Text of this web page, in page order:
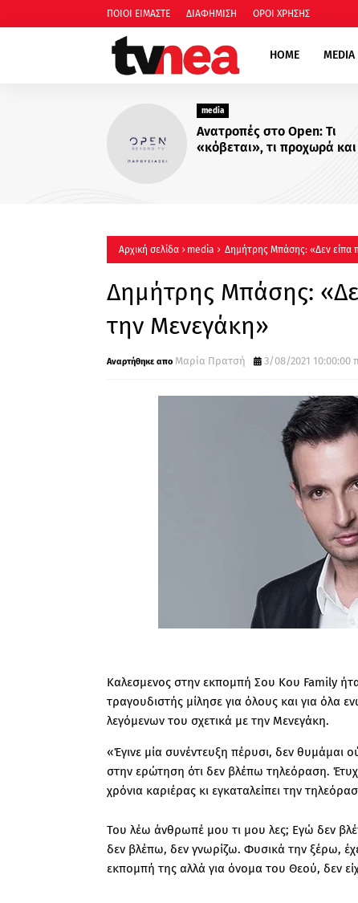
ΠΟΙΟΙ ΕΙΜΑΣΤΕ ΔΙΑΦΗΜΙΣΗ ΟΡΟΙ ΧΡΗΣΗΣ
HOME MEDIA
Αρχική σελίδα media Δημήτρης Μπάσης: «Δεν είπα
Δημήτρης Μπάσης:
την Μενεγάκη»
Μαρία Πρατσή 3/08/2021 10:00:00
Καλεσμενος στην εκπομπή Σου Κου Family
τραγουδιστής μίλησε για όλους και για όλα
λεγόμενων του σχετικά με την Μενεγάκη.
«Έγινε μία συνέντευξη πέρυσι, δεν
στην ερώτηση ότι δεν βλέπω τηλεόραση.
χρόνια καριέρας κι εγκαταλείπει την
Του λέω άνθρωπέ μου τι μου λες; Εγώ δεν
δεν βλέπω, δεν γνωρίζω. Φυσικά την ξέρω,
εκπομπή της αλλά για όνομα του Θεού, δεν